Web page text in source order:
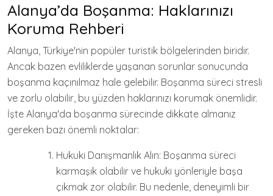
Alanya’da Boşanma: Haklarınızı
Koruma Rehberi
Alanya, Türkiye'nin popüler turistik bölgelerinden biridir.
Ancak bazen evliliklerde yaşanan sorunlar sonucunda
boşanma kaçınılmaz hale gelebilir. Boşanma süreci stresli
ve zorlu olabilir, bu yüzden haklarınızı korumak önemlidir.
İşte Alanya'da boşanma sürecinde dikkate almanız
gereken bazı önemli noktalar:
Hukuki Danışmanlık Alın: Boşanma süreci
karmaşık olabilir ve hukuki yönleriyle başa
çıkmak zor olabilir. Bu nedenle, deneyimli bir